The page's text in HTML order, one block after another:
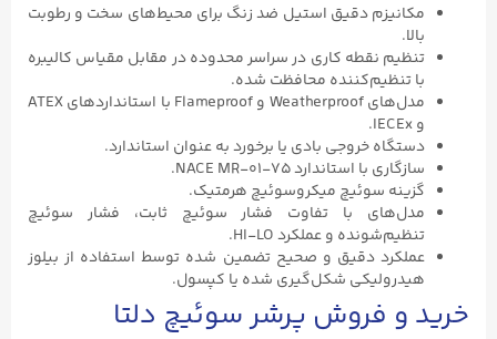
مکانیزم دقیق استیل ضد زنگ برای محیط‌های سخت و رطوبت
بالا.
تنظیم نقطه کاری در سراسر محدوده در مقابل مقیاس کالیبره
با تنظیم‌کننده محافظت شده.
مدل‌های Weatherproof و Flameproof با استانداردهای ATEX
و IECEx.
دستگاه خروجی بادی یا برخورد به عنوان استاندارد.
سازگاری با استاندارد NACE MR-۰۱-۷۵.
گزینه سوئیچ میکروسوئیچ هرمتیک.
مدل‌های با تفاوت فشار سوئیچ ثابت، فشار سوئیچ
تنظیم‌شونده و عملکرد HI-LO.
عملکرد دقیق و صحیح تضمین شده توسط استفاده از بیلوز
هیدرولیکی شکل‌گیری شده یا کپسول.
خرید و فروش پرشر سوئیچ دلتا